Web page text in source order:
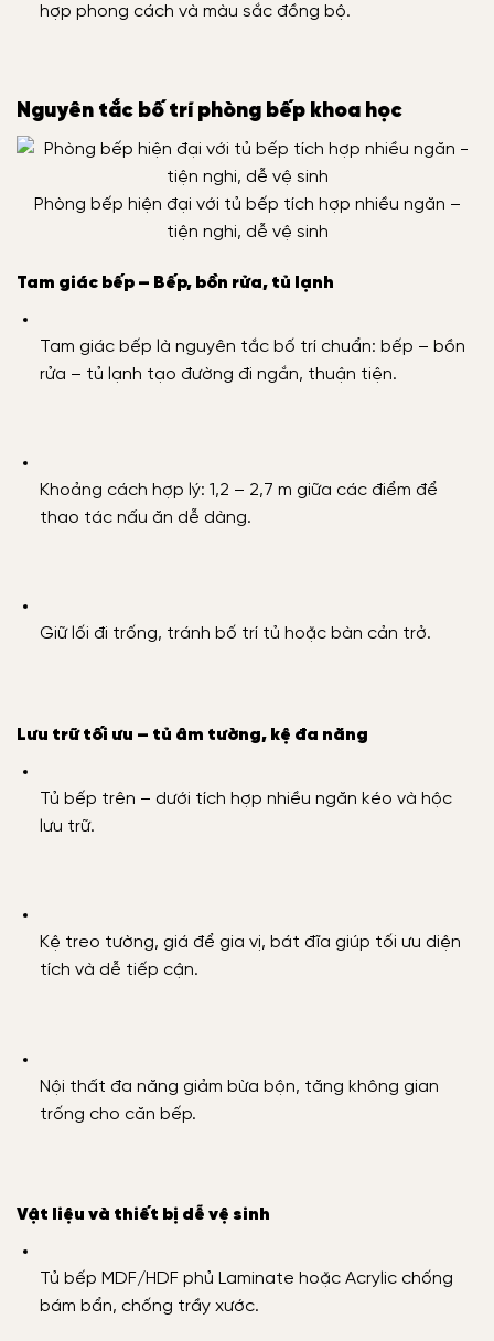
hợp phong cách và màu sắc đồng bộ.
Nguyên tắc bố trí phòng bếp khoa học
Phòng bếp hiện đại với tủ bếp tích hợp nhiều ngăn –
tiện nghi, dễ vệ sinh
Tam giác bếp – Bếp, bồn rửa, tủ lạnh
Tam giác bếp là nguyên tắc bố trí chuẩn: bếp – bồn
rửa – tủ lạnh tạo đường đi ngắn, thuận tiện.
Khoảng cách hợp lý: 1,2 – 2,7 m giữa các điểm để
thao tác nấu ăn dễ dàng.
Giữ lối đi trống, tránh bố trí tủ hoặc bàn cản trở.
Lưu trữ tối ưu – tủ âm tường, kệ đa năng
Tủ bếp trên – dưới tích hợp nhiều ngăn kéo và hộc
lưu trữ.
Kệ treo tường, giá để gia vị, bát đĩa giúp tối ưu diện
tích và dễ tiếp cận.
Nội thất đa năng giảm bừa bộn, tăng không gian
trống cho căn bếp.
Vật liệu và thiết bị dễ vệ sinh
Tủ bếp MDF/HDF phủ Laminate hoặc Acrylic chống
bám bẩn, chống trầy xước.